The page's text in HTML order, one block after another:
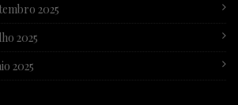
2025
2025
2025